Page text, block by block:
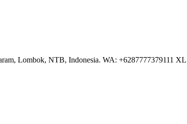
Lombok, NTB, Indonesia. WA: +6287777379111